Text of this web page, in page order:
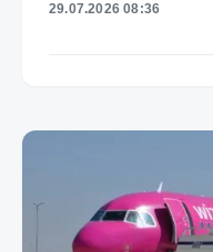
29.07.2026 08:36